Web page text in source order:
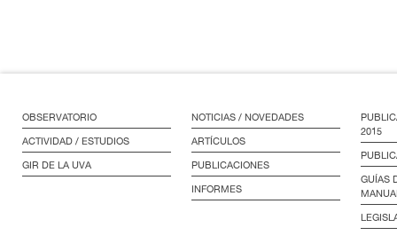
OBSERVATORIO
ACTIVIDAD / ESTUDIOS
GIR DE LA UVA
NOTICIAS / NOVEDADES
ARTÍCULOS
PUBLICACIONES
INFORMES
2015
GUÍAS